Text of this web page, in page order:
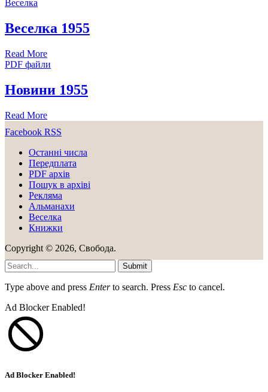
Веселка
Веселка 1955
Read More
PDF файли
Новини 1955
Read More
Facebook RSS
Останні числа
Передплата
PDF aрхів
Пошук в архіві
Рекляма
Альманахи
Веселка
Книжки
Copyright © 2026, Свобода.
Submit
Type above and press Enterto search. Press Esc to cancel.
Ad Blocker Enabled!
Ad Blocker Enabled!